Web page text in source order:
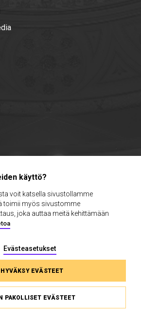
koulut
ja kulissikierrokset
käyttö?
voit katsella sivustollamme
toimii myös sivustomme
joka auttaa meitä kehittämään
Evästeasetukset
HYVÄKSY EVÄSTEET
PAKOLLISET EVÄSTEET